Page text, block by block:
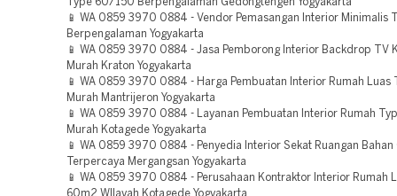
Type 60/150 Berpengalaman Gedongtengen Yogyakarta
📱 WA 0859 3970 0884 - Vendor Pemasangan Interior Minimalis
Berpengalaman Yogyakarta
📱 WA 0859 3970 0884 - Jasa Pemborong Interior Backdrop TV
Murah Kraton Yogyakarta
📱 WA 0859 3970 0884 - Harga Pembuatan Interior Rumah Luas
Murah Mantrijeron Yogyakarta
📱 WA 0859 3970 0884 - Layanan Pembuatan Interior Rumah
Murah Kotagede Yogyakarta
📱 WA 0859 3970 0884 - Penyedia Interior Sekat Ruangan Bahan
Terpercaya Mergangsan Yogyakarta
📱 WA 0859 3970 0884 - Perusahaan Kontraktor Interior Rumah
60m2 WIlayah Kotagede Yogyakarta